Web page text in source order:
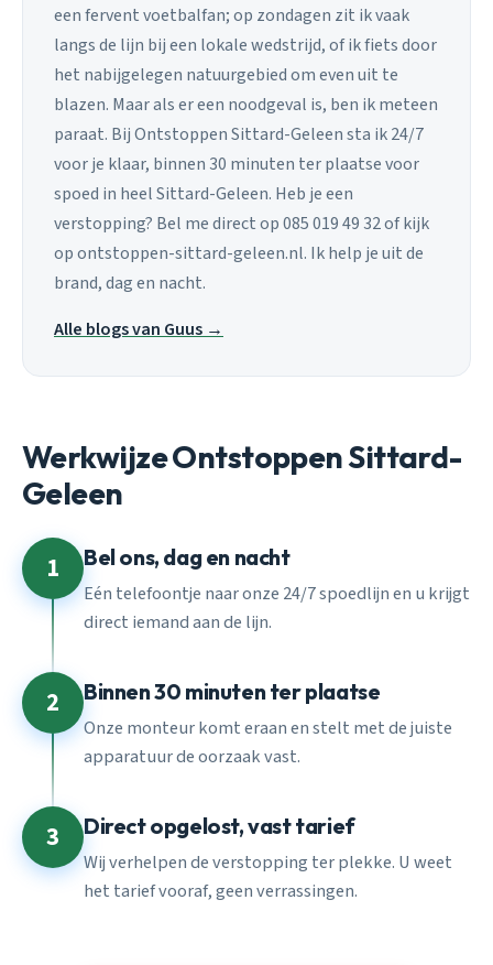
een fervent voetbalfan; op zondagen zit ik vaak
langs de lijn bij een lokale wedstrijd, of ik fiets door
het nabijgelegen natuurgebied om even uit te
blazen. Maar als er een noodgeval is, ben ik meteen
paraat. Bij Ontstoppen Sittard-Geleen sta ik 24/7
voor je klaar, binnen 30 minuten ter plaatse voor
spoed in heel Sittard-Geleen. Heb je een
verstopping? Bel me direct op 085 019 49 32 of kijk
op ontstoppen-sittard-geleen.nl. Ik help je uit de
brand, dag en nacht.
Alle blogs van Guus →
Werkwijze Ontstoppen Sittard-
Geleen
1 Bel ons, dag en nacht
Eén telefoontje naar onze 24/7 spoedlijn en u krijgt
direct iemand aan de lijn.
2 Binnen 30 minuten ter plaatse
Onze monteur komt eraan en stelt met de juiste
apparatuur de oorzaak vast.
3 Direct opgelost, vast tarief
Wij verhelpen de verstopping ter plekke. U weet
het tarief vooraf, geen verrassingen.